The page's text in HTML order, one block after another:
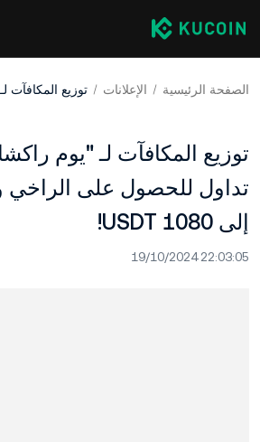
الصفحة الرئيسية الإعلانات
توزيع المكافآت لـ "يوم
تداول للحصول على الراخي
إلى 1080 USDT!
19/10/2024 22:03:05